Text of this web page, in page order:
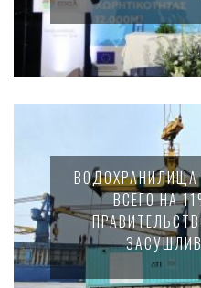
ВОДОХРАНИЛИЩА
ВСЕГО НА